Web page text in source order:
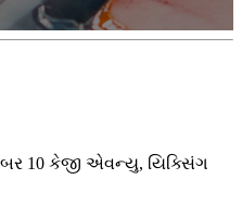
10 કેજી એવન્યુ, યિક્સિંગ